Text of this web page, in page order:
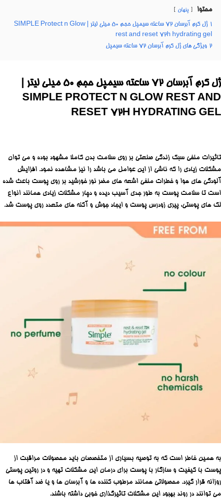
محتوا پنهان
1
ژل کرم آبرسان 72 ساعته سیمپل حجم 50 میلی لیتر | SIMPLE Protect n Glow
rest and reset 72h hydrating gel
2 ویژگی های ژل کرم آبرسان 72 ساعته سیمپل
ژل کرم آبرسان 72 ساعته سیمپل حجم 50 میلی لیتر |
SIMPLE PROTECT N GLOW REST AND
RESET 72H HYDRATING GEL
تاثیرات منفی سبک زندگی صنعتی بر روی سلامت بدن کاملا مشهود بوده و می توان
مشکلات زیادی را که ناشی از این عوامل می باشد را نیز مشاهده نمود. افزایش
آلودگی های هوا و خطرات منفی اشعه های مضر نور خورشید بر روی پوست باعث شده
است تا سلامت پوست به طور جدی آسیب دیده و دچار مشکلات زیادی همانند انواع
لک های پوستی، پیری زودرس پوست و ایجاد جوش و آکنه های متعدد روی پوست شد.
به همین خاطر است که به توصیه بسیاری از متخصصان باید محصولات مراقبت از
پوست با کیفیت و سازگار با پوست برای درمان این مشکلات تهیه و در روتین پوستی
روزانه قرار گیرد. محصولاتی همانند مرطوب کننده ها و آبرسان ها و یا ضد آفتاب ها
می توانند در روند بهبود این مشکلات تاثیرگذاری خوبی داشته باشند.